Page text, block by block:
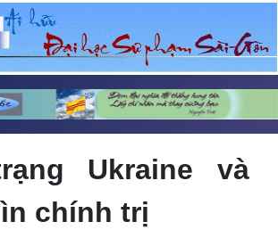
Ukraine và
chính trị